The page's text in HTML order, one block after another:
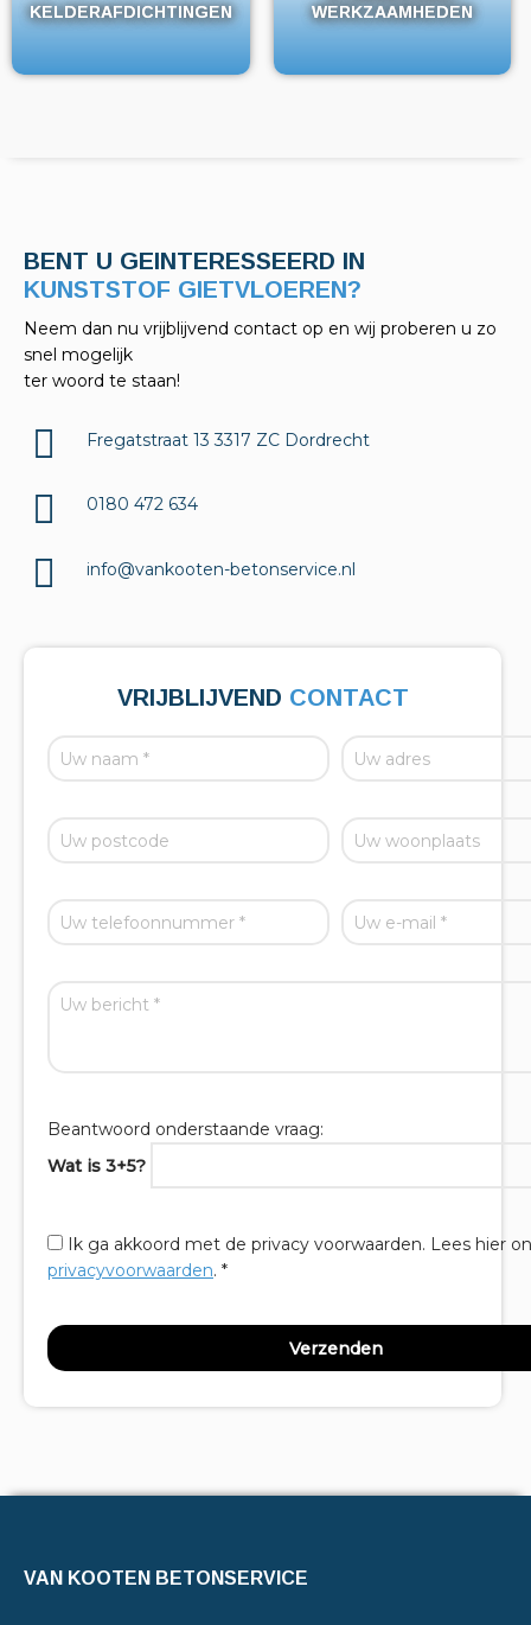
KELDERAFDICHTINGEN
KELDERAFDICHTINGEN
WERKZAAMHEDEN
WERKZAAMHEDEN
BENT U GEINTERESSEERD IN
KELDERAFDICHTINGEN?
Neem dan nu vrijblijvend contact op en wij proberen u zo
snel mogelijk
ter woord te staan!
Fregatstraat 13 3317 ZC Dordrecht
0180 472 634
info@vankooten-betonservice.nl
VRIJBLIJVEND CONTACT
Beantwoord onderstaande vraag:
Wat is 3+5?
Ik ga akkoord met de privacy voorwaarden. Lees hier
privacyvoorwaarden. *
VAN KOOTEN BETONSERVICE